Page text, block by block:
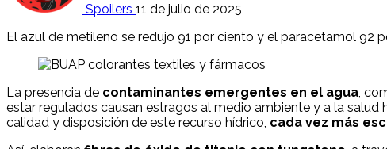
Spoilers 11 de julio de 2025
El azul de metileno se redujo 91 por ciento y el paracetamol 92
La presencia de contaminantes emergentes en el agua ,
estar regulados causan estragos al medio ambiente y a la salud
calidad y disposición de este recurso hídrico, cada vez más